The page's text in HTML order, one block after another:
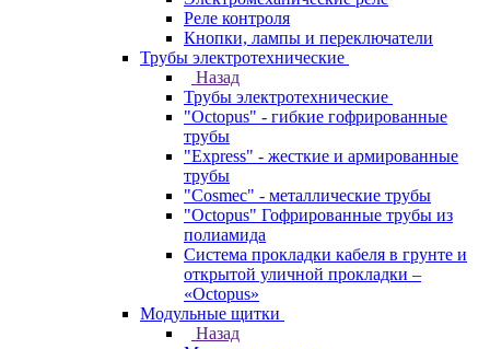
Реле контроля
Кнопки, лампы и переключатели
Трубы электротехнические
Назад
Трубы электротехнические
"Octopus" - гибкие гофрированные
трубы
"Express" - жесткие и армированные
трубы
"Cosmec" - металлические трубы
"Octopus" Гофрированные трубы из
полиамида
Система прокладки кабеля в грунте и
открытой уличной прокладки –
«Octopus»
Модульные щитки
Назад